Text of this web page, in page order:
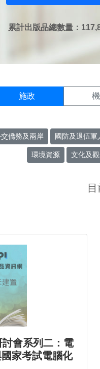
累計出版品總數量：
施政
僑務及兩岸 國防及退伍軍
環境資源 文化及
會系列二：電
家考試電腦化